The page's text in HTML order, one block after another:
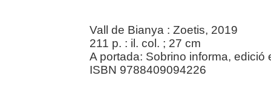
Vall de Bianya : Zoetis, 2019
211 p. : il. col. ; 27 cm
A portada: Sobrino informa, edició
ISBN 9788409094226